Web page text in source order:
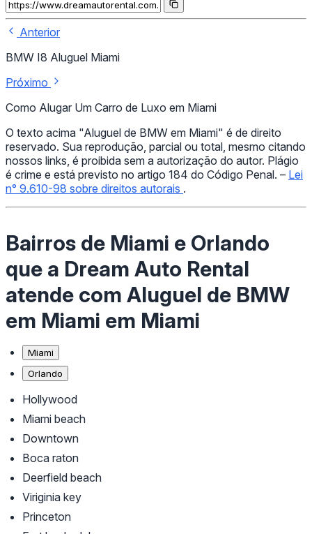
Anterior
BMW I8 Aluguel Miami
Próximo
Como Alugar Um Carro de Luxo em Miami
O texto acima "Aluguel de BMW em Miami" é de direito
reservado. Sua reprodução, parcial ou total, mesmo citando
nossos links, é proibida sem a autorização do autor. Plágio
é crime e está previsto no artigo 184 do Código Penal. – Lei
n° 9.610-98 sobre direitos autorais .
Bairros de Miami e Orlando
que a Dream Auto Rental
atende com Aluguel de BMW
em Miami em Miami
Miami
Orlando
Hollywood
Miami beach
Downtown
Boca raton
Deerfield beach
Viriginia key
Princeton